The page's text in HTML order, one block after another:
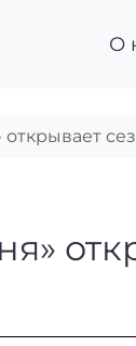
О
открывает